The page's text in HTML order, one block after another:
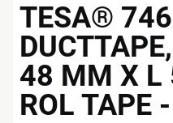
TESA®
48 MM X L
ROL TAPE